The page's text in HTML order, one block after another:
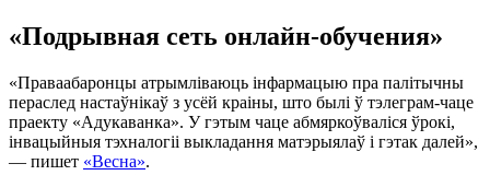
«Подрывная сеть онлайн-обучения»
«Праваабаронцы атрымліваюць інфармацыю пра палітычны
пераслед настаўнікаў з усёй краіны, што былі ў тэлеграм-чаце
праекту «Адукаванка». У гэтым чаце абмяркоўваліся ўрокі,
інвацыйныя тэхналогіі выкладання матэрыялаў і гэтак далей»,
— пишет «Весна».